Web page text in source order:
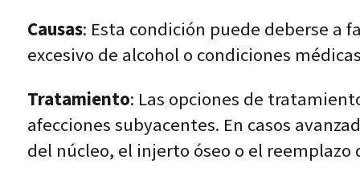
Causas: Esta condición puede deberse a
excesivo de alcohol o condiciones
Tratamiento: Las opciones de
afecciones subyacentes. En casos
del núcleo, el injerto óseo o el reemplazo